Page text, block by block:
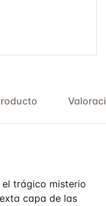
el trágico misterio
capa de las